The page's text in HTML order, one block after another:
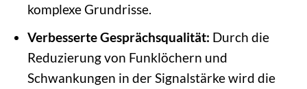
komplexe Grundrisse.
Verbesserte Gesprächsqualität: Durch die
Reduzierung von Funklöchern und
Schwankungen in der Signalstärke wird die